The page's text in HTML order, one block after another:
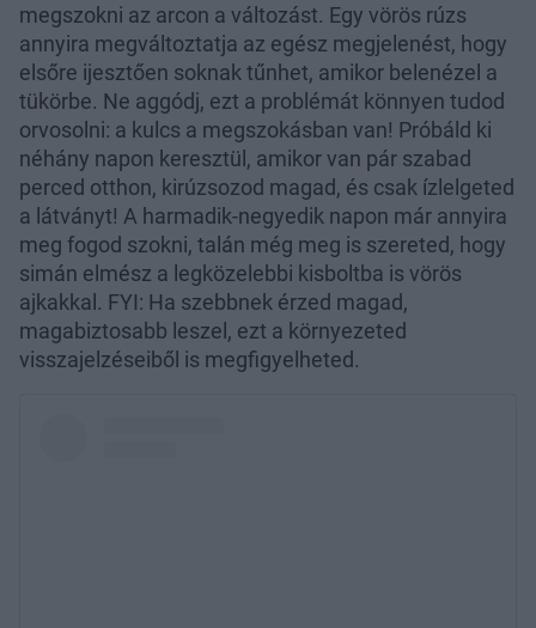
megszokni az arcon a változást. Egy vörös rúzs
annyira megváltoztatja az egész megjelenést, hogy
elsőre ijesztően soknak tűnhet, amikor belenézel a
tükörbe. Ne aggódj, ezt a problémát könnyen tudod
orvosolni: a kulcs a megszokásban van! Próbáld ki
néhány napon keresztül, amikor van pár szabad
perced otthon, kirúzsozod magad, és csak ízlelgeted
a látványt! A harmadik-negyedik napon már annyira
meg fogod szokni, talán még meg is szereted, hogy
simán elmész a legközelebbi kisboltba is vörös
ajkakkal. FYI: Ha szebbnek érzed magad,
magabiztosabb leszel, ezt a környezeted
visszajelzéseiből is megfigyelheted.